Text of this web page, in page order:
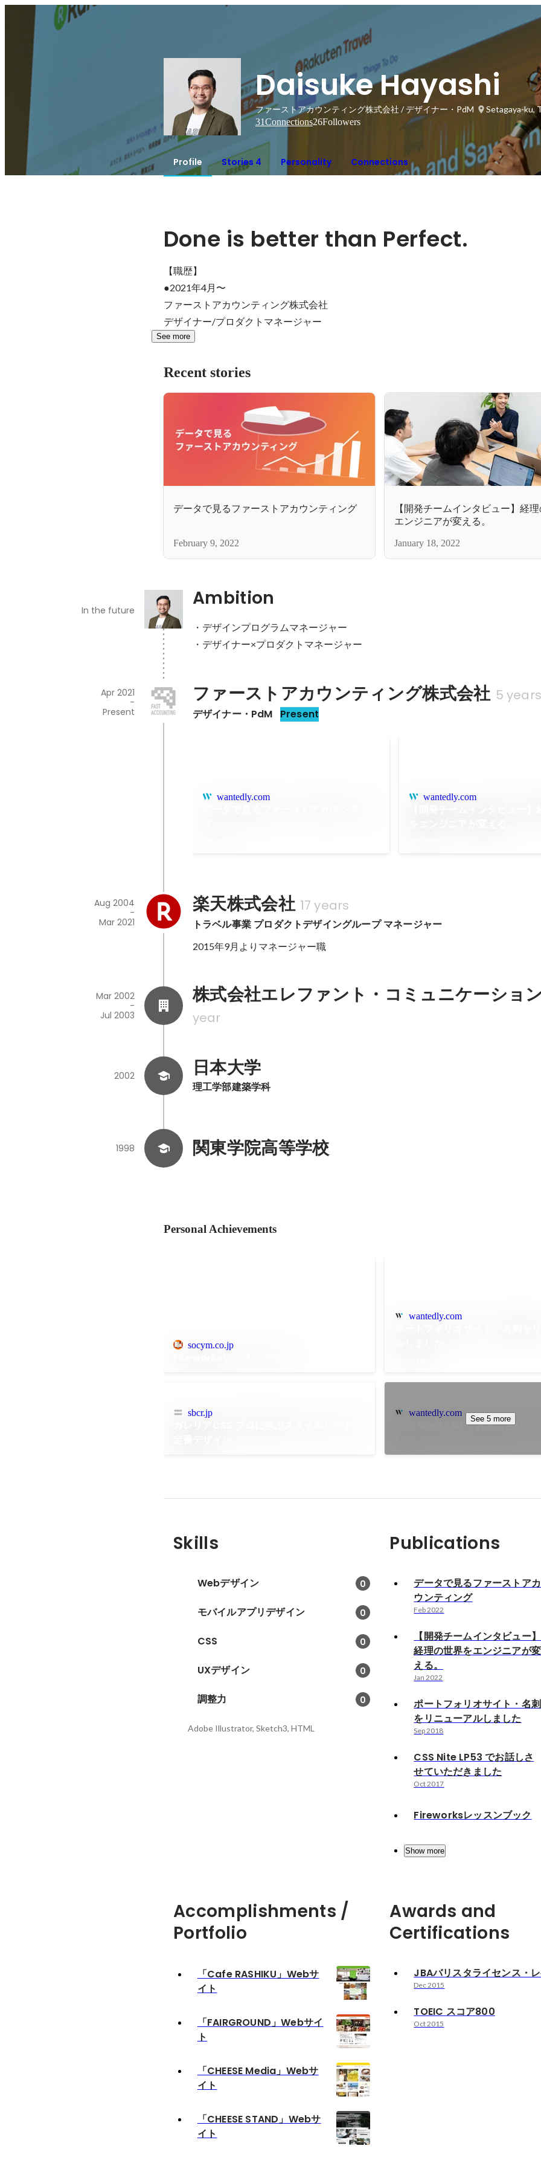
Daisuke Hayashi
ファーストアカウンティング株式会社 / デザイナー・PdM
Setagaya-ku,
31Connections26Followers
Profile Stories 4 Personality Connections
Done is better than Perfect.
【職歴】
●2021年4月〜
ファーストアカウンティング株式会社
デザイナー/プロダクトマネージャー
See more
Recent stories
データで見るファーストアカウンティング
February 9, 2022
【開発チームインタビュー】経
エンジニアが変える。
January 18, 2022
Ambition
In the future
・デザインプログラムマネージャー
・デザイナー×プロダクトマネージャー
ファーストアカウンティング株式会社 5 years
デザイナー・PdM Present
Apr 2021
-
Present
wantedly.com wantedly.com
楽天株式会社 17 years
トラベル事業 プロダクトデザイングループ マネージャー
Aug 2004
-
Mar 2021
2015年9月よりマネージャー職
株式会社エレファント・コミュニケーショ
year
Mar 2002
-
Jul 2003
日本大学
理工学部建築学科
2002
関東学院高等学校
1998
Personal Achievements
socym.co.jp
wantedly.com
sbcr.jp wantedly.com
CSS Nite LP53 でお話しさせて
See 5 more
Skills
Webデザイン 0
モバイルアプリデザイン 0
CSS 0
UXデザイン 0
調整力 0
Adobe Illustrator, Sketch3, HTML
Publications
データで見るファーストアカ
ウンティング
Feb 2022
【開発チームインタビュー】
経理の世界をエンジニアが変
える。
Jan 2022
ポートフォリオサイト・名刺
をリニューアルしました
Sep 2018
CSS Nite LP53 でお話しさ
せていただきました
Oct 2017
Fireworksレッスンブック
Show more
Accomplishments /
Portfolio
「Cafe RASHIKU」Webサ
イト
「FAIRGROUND」Webサイ
ト
「CHEESE Media」Webサ
イト
「CHEESE STAND」Webサ
イト
Awards and
Certifications
JBAバリスタライセンス・
Dec 2015
TOEIC スコア800
Oct 2015